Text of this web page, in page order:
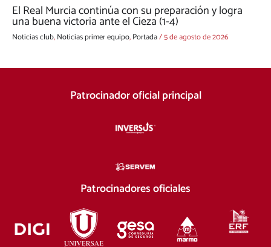
El Real Murcia continúa con su preparación y logra
una buena victoria ante el Cieza (1-4)
Noticias club,Noticias primer equipo,Portada/5 de agosto de 2026
Patrocinador oficial principal
Patrocinadores oficiales